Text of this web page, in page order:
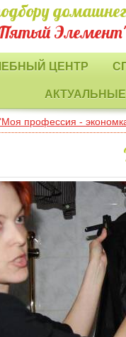
ЦЕНТР
профессия -